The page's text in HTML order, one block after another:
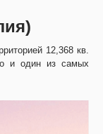
12,368 кв.
и один из самых